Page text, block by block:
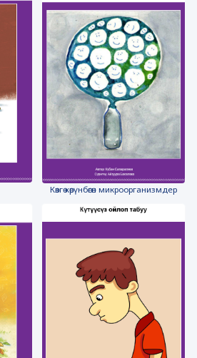
Көзгө көрүнбөгөн микроорганизмдер